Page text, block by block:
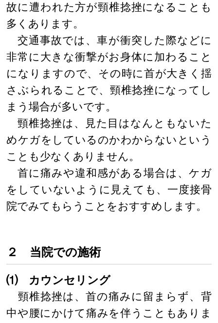
故に遭われた方が頸椎捻挫になることも
多くあります。
交通事故では、車が衝突した際などに
非常に大きな衝撃がお身体に加わること
になりますので、その時に首が大きく揺
さぶられることで、頸椎捻挫になってし
まう場合が多いです。
頸椎捻挫は、見た目はなんともないた
めケガをしているのかわからないという
ことも少なくありません。
首に痛みや違和感がある場合は、ケガ
をしていないように見えても、一度接骨
院でみてもらうことをおすすめします。
２ 当院での施術
⑴ カウンセリング
頸椎捻挫は、首の痛みに留まらず、背
中や腰にかけて痛みを伴うこともありま